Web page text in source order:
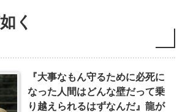
く
『大事なもん守るために必死に
なった人間はどんな壁だって乗
り越えられるはずなんだ』龍が